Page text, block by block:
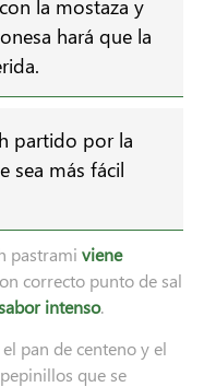
la mostaza y
hará que la
partido por la
sea más fácil
pastrami viene
correcto punto de sal
intenso.
pan de centeno y el
que se